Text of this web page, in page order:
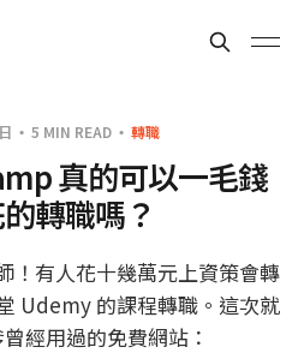
5 MIN READ 轉職
真的可以一毛錢
轉職嗎？
！有人花十幾萬元上資策會轉
Udemy 的課程轉職。這次就
經用過的免費網站：